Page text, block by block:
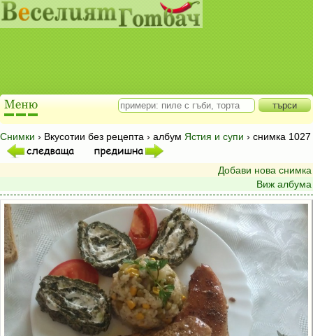
Снимки › Вкусотии без рецепта › албум Ястия и супи › снимка 1027
Добави нова снимка
Виж албума